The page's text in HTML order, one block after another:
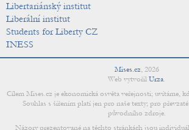
Libertariánský institut
Liberální institut
Students for Liberty CZ
INESS
Mises.cz, 2026
Web vytvořil Urza.
Cílem Mises.cz je ekonomická osvěta veřejnosti; uvítáme,
Souhlas s šířením platí jen pro naše texty; pro
původního zdroje.
Názory prezentované na těchto stránkách jsou